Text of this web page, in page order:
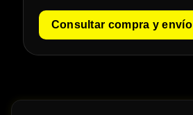
Consultar compra y envío